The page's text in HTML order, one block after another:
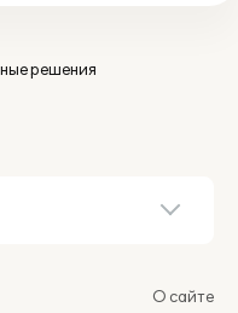
решения
О сайте